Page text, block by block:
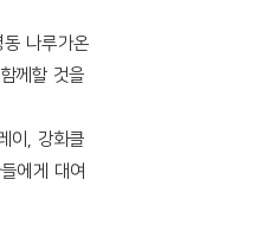
동 나루가온
께할 것을
이
강화클
에게 대여